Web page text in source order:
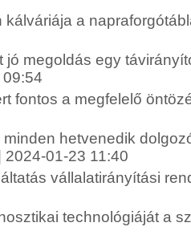
kálváriája a
jó megoldás egy
fontos a megfelelő
hetvenedik
01-23 11:40
vállalatirányítási
technológiáját a